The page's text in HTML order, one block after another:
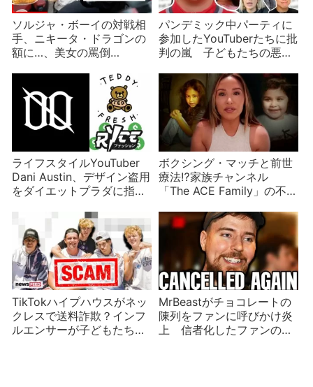
ソルジャ・ボーイの対戦相
手、ニキータ・ドラゴンの
額に…、美女の罵倒
パンデミック中パーティに
参加したYouTuberたちに批
判の嵐 子どもたちの悪い
ライフスタイルYouTuber
Dani Austin、デザイン盗用
をダイエットプラダに指摘
ボクシング・マッチと前世
療法⁉家族チャンネル
「The ACE Family」の不穏
TikTokハイプハウスがネッ
クレスで送料詐欺？インフ
ルエンサーが子どもたちを
MrBeastがチョコレートの
陳列をファンに呼びかけ炎
上 信者化したファンの力